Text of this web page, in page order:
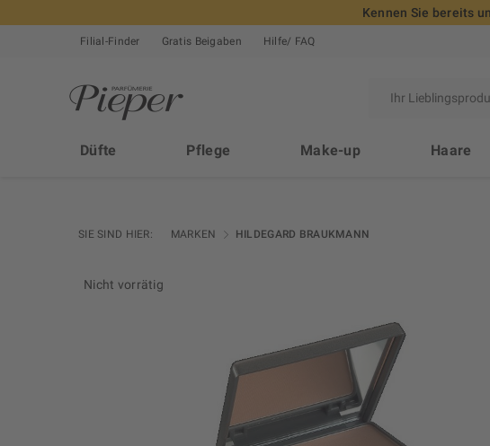
Kennen Sie bereits
Filial-Finder Gratis Beigaben Hilfe/ FAQ
Düfte Pflege Make-up Haare
SIE SIND HIER: MARKEN HILDEGARD BRAUKMANN
Nicht vorrätig